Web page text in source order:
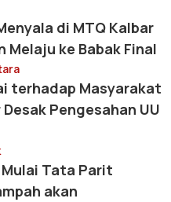
di MTQ Kalbar
Melaju ke Babak Final
terhadap Masyarakat
Pengesahan UU
Tata Parit
akan